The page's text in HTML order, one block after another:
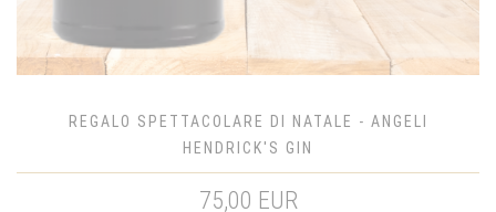
REGALO SPETTACOLARE DI NATALE - ANGELI
HENDRICK'S GIN
75,00 EUR